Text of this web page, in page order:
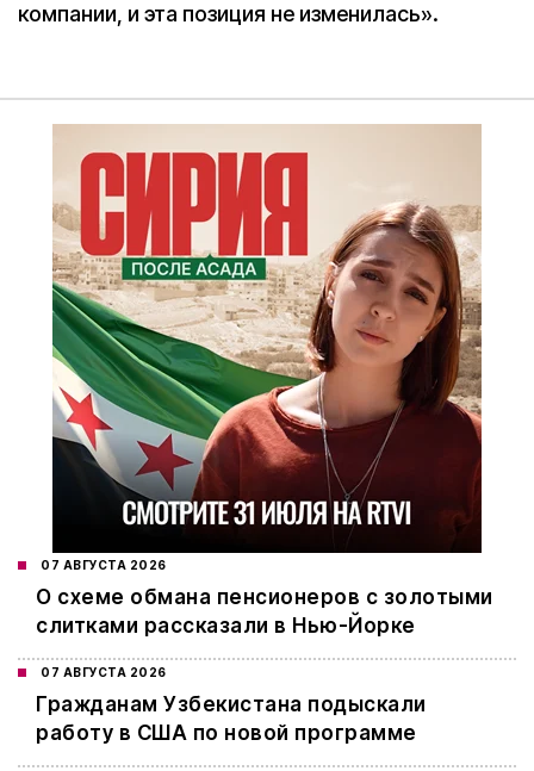
компании, и эта позиция не изменилась».
07 АВГУСТА 2026
О схеме обмана пенсионеров с золотыми
слитками рассказали в Нью-Йорке
07 АВГУСТА 2026
Гражданам Узбекистана подыскали
работу в США по новой программе